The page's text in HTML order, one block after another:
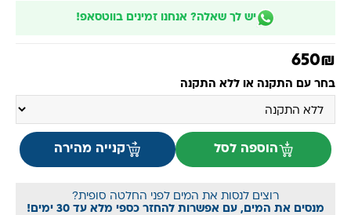
יש לך שאלה? אנחנו זמינים בווטסאפ!
650₪
בחר עם התקנה או ללא התקנה
הוספה לסל קנייה מהירה
רוצים לנסות את המים לפני החלטה סופית?
מנסים את המים, עם אפשרות להחזר כספי מלא עד 30 ימים!